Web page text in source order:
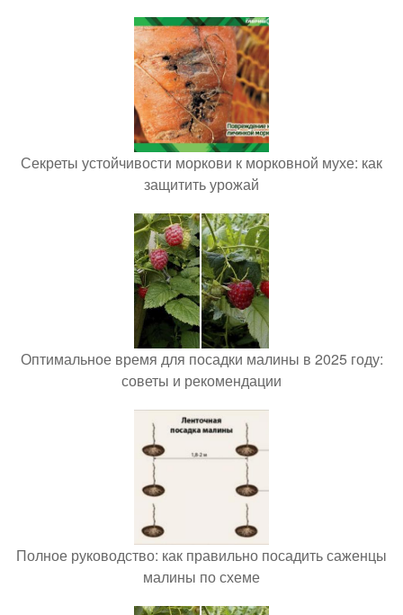
Секреты устойчивости моркови к морковной мухе: как
защитить урожай
Оптимальное время для посадки малины в 2025 году:
советы и рекомендации
Полное руководство: как правильно посадить саженцы
малины по схеме